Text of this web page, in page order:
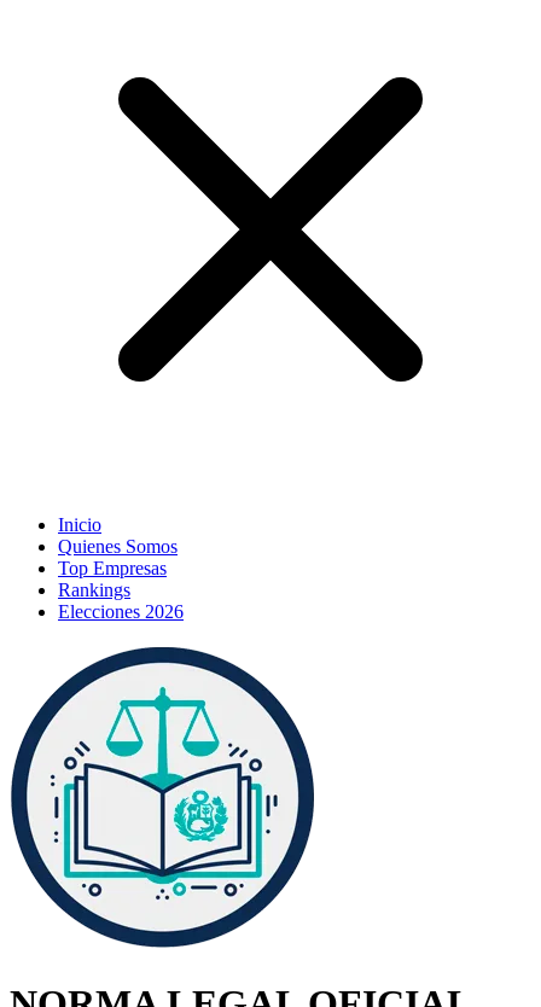
Inicio
Quienes Somos
Top Empresas
Rankings
Elecciones 2026